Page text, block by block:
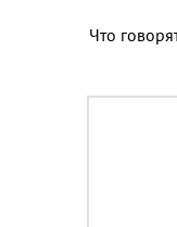
Что